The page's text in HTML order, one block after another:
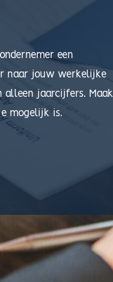
een
naar jouw werkelijke
alleen jaarcijfers. Maak
mogelijk is.